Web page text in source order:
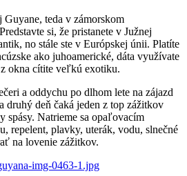
teda v zámorskom
si, že pristanete v Južnej
no stále ste v Európskej únii. Platíte
ako juhoamerické, dáta využívate
okna cítite veľkú exotiku.
a oddychu po dlhom lete na zájazd
druhý deň čaká jeden z top zážitkov
spásy. Natrieme sa opaľovacím
repelent, plavky, uterák, vodu, slnečné
na lovenie zážitkov.